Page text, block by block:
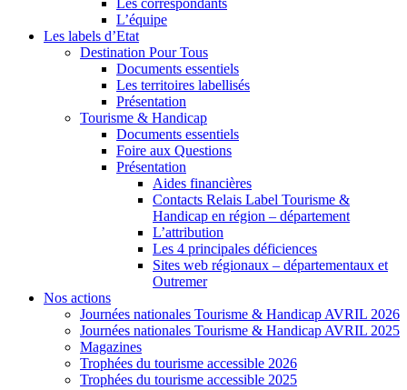
L’équipe
Les labels d’Etat
Destination Pour Tous
Documents essentiels
Les territoires labellisés
Présentation
Tourisme & Handicap
Documents essentiels
Foire aux Questions
Présentation
Aides financières
Contacts Relais Label Tourisme &
Handicap en région – département
L’attribution
Les 4 principales déficiences
Sites web régionaux – départementaux et
Outremer
Nos actions
Journées nationales Tourisme & Handicap AVRIL 2026
Journées nationales Tourisme & Handicap AVRIL 2025
Magazines
Trophées du tourisme accessible 2026
Trophées du tourisme accessible 2025